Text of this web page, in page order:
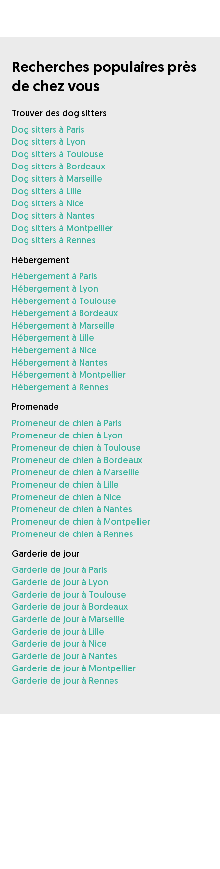
Recherches populaires près
de chez vous
Trouver des dog sitters
Dog sitters à Paris
Dog sitters à Lyon
Dog sitters à Toulouse
Dog sitters à Bordeaux
Dog sitters à Marseille
Dog sitters à Lille
Dog sitters à Nice
Dog sitters à Nantes
Dog sitters à Montpellier
Dog sitters à Rennes
Hébergement
Hébergement à Paris
Hébergement à Lyon
Hébergement à Toulouse
Hébergement à Bordeaux
Hébergement à Marseille
Hébergement à Lille
Hébergement à Nice
Hébergement à Nantes
Hébergement à Montpellier
Hébergement à Rennes
Promenade
Promeneur de chien à Paris
Promeneur de chien à Lyon
Promeneur de chien à Toulouse
Promeneur de chien à Bordeaux
Promeneur de chien à Marseille
Promeneur de chien à Lille
Promeneur de chien à Nice
Promeneur de chien à Nantes
Promeneur de chien à Montpellier
Promeneur de chien à Rennes
Garderie de jour
Garderie de jour à Paris
Garderie de jour à Lyon
Garderie de jour à Toulouse
Garderie de jour à Bordeaux
Garderie de jour à Marseille
Garderie de jour à Lille
Garderie de jour à Nice
Garderie de jour à Nantes
Garderie de jour à Montpellier
Garderie de jour à Rennes